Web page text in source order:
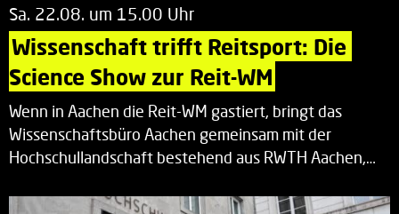
Sa. 22.08. um 15.00 Uhr
Wissenschaft trifft Reitsport: Die
Science Show zur Reit-WM
Wenn in Aachen die Reit-WM gastiert, bringt das
Wissenschaftsbüro Aachen gemeinsam mit der
Hochschullandschaft bestehend aus RWTH Aachen,…